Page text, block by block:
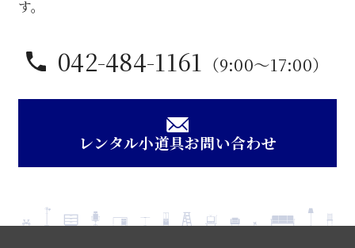
す。
042-484-1161 （9:00〜17:00）
レンタル小道具お問い合わせ